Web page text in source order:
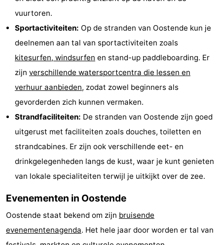
vuurtoren.
Sportactiviteiten: Op de stranden van Oostende kun je
deelnemen aan tal van sportactiviteiten zoals
kitesurfen, windsurfen en stand-up paddleboarding. Er
zijn verschillende watersportcentra die lessen en
verhuur aanbieden, zodat zowel beginners als
gevorderden zich kunnen vermaken.
Strandfaciliteiten: De stranden van Oostende zijn goed
uitgerust met faciliteiten zoals douches, toiletten en
strandcabines. Er zijn ook verschillende eet- en
drinkgelegenheden langs de kust, waar je kunt genieten
van lokale specialiteiten terwijl je uitkijkt over de zee.
Evenementen in Oostende
Oostende staat bekend om zijn bruisende
evenementenagenda. Het hele jaar door worden er tal van